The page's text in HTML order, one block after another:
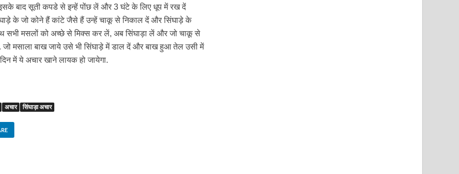
बाद सूती कपडे से इन्हें पोंछ लें और 3 घंटे के लिए धूप में रख दें
के जो कोने हैं कांटे जैसे हैं उन्हें चाकू से निकाल दें और सिंघाड़े के
मसलों को अच्छे से मिक्स कर लें, अब सिंघाड़ा लें और जो चाकू से
मसाला बाख जाये उसे भी सिंघाड़े में डाल दें और बाख हुआ तेल उसी में
में ये अचार खाने लायक हो जायेगा.
अचार सिंघाड़ा अचार